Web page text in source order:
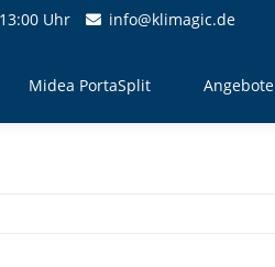
Uhr info@klimagic.de
Midea PortaSplit Angebote